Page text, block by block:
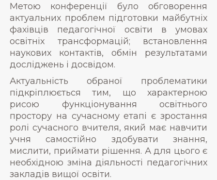
Метою конференції було обговорення
актуальних проблем підготовки майбутніх
фахівців педагогічної освіти в умовах
освітніх трансформацій; встановлення
наукових контактів, обмін результатами
досліджень і досвідом.
Актуальність обраної проблематики
підкріплюється тим, що характерною
рисою функціонування освітнього
простору на сучасному етапі є зростання
ролі сучасного вчителя, який має навчити
учня самостійно здобувати знання,
мислити, приймати рішення. А для цього є
необхідною зміна діяльності педагогічних
закладів вищої освіти.